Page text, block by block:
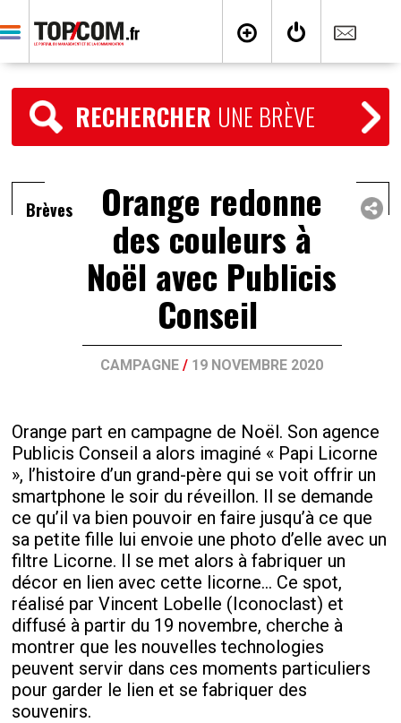
RECHERCHER UNE BRÈVE
Brèves Orange redonne
des couleurs à
Noël avec Publicis
Conseil
CAMPAGNE / 19 NOVEMBRE 2020
Orange part en campagne de Noël. Son agence
Publicis Conseil a alors imaginé « Papi Licorne
», l’histoire d’un grand-père qui se voit offrir un
smartphone le soir du réveillon. Il se demande
ce qu’il va bien pouvoir en faire jusqu’à ce que
sa petite fille lui envoie une photo d’elle avec un
filtre Licorne. Il se met alors à fabriquer un
décor en lien avec cette licorne… Ce spot,
réalisé par Vincent Lobelle (Iconoclast) et
diffusé à partir du 19 novembre, cherche à
montrer que les nouvelles technologies
peuvent servir dans ces moments particuliers
pour garder le lien et se fabriquer des
souvenirs.